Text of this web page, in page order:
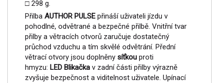
□ 298 g.
Přilba AUTHOR PULSE přináší uživateli jízdu v
pohodlné, odvětrané a bezpečné přilbě. Vnitřní tvar
přilby a větracích otvorů zaručuje dostatečný
průchod vzduchu a tím skvělé odvětrání. Přední
větrací otvory jsou doplněny síťkou proti
hmyzu: LED Blikačka v zadní části přilby výrazně
zvyšuje bezpečnost a viditelnost uživatele. Upínací